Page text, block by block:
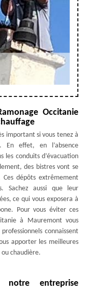
Occitanie
important si vous tenez à
effet, en l’absence
les conduits d’évacuation
des bistres vont se
dépôts extrêmement
Sachez aussi que leur
ce qui vous exposera à
Pour vous éviter ces
à Mauremont vous
connaissent
apporter les meilleures
chaudière.
notre entreprise